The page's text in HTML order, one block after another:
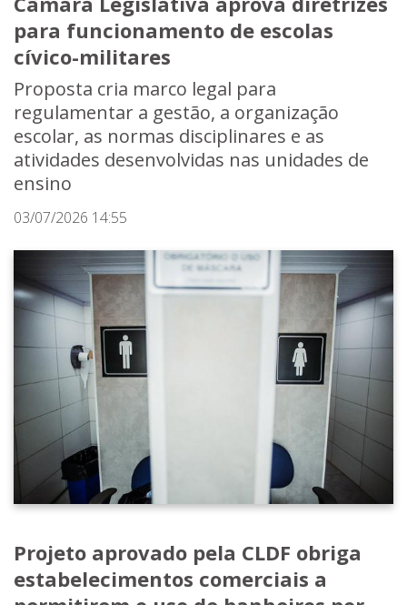
para funcionamento de escolas
cívico-militares
Proposta cria marco legal para
regulamentar a gestão, a organização
escolar, as normas disciplinares e as
atividades desenvolvidas nas unidades de
ensino
03/07/2026 14:55
Projeto aprovado pela CLDF obriga
estabelecimentos comerciais a